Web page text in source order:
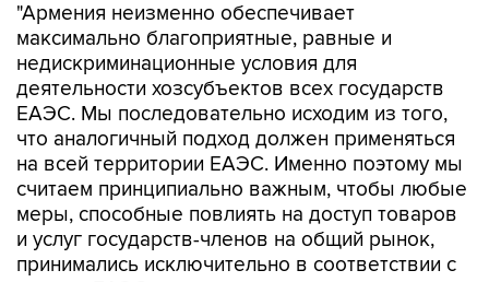
"Армения неизменно обеспечивает
максимально благоприятные, равные и
недискриминационные условия для
деятельности хозсубъектов всех государств
ЕАЭС. Мы последовательно исходим из того,
что аналогичный подход должен применяться
на всей территории ЕАЭС. Именно поэтому мы
считаем принципиально важным, чтобы любые
меры, способные повлиять на доступ товаров
и услуг государств-членов на общий рынок,
принимались исключительно в соответствии с